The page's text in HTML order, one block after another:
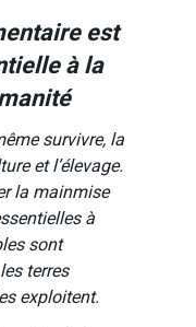
est
à la
survivre, la
et l’élevage.
la mainmise
à
sont
terres
exploitent.